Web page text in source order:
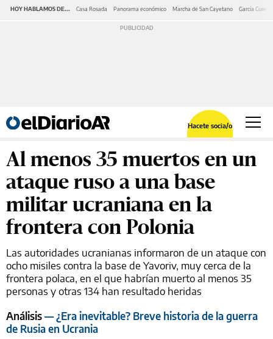
HOY HABLAMOS DE... Casa Rosada Panorama económico Marcha de San Cayetano García Cuerva
Hacete socia/o
Al menos 35 muertos en un
ataque ruso a una base
militar ucraniana en la
frontera con Polonia
Las autoridades ucranianas informaron de un ataque con
ocho misiles contra la base de Yavoriv, muy cerca de la
frontera polaca, en el que habrían muerto al menos 35
personas y otras 134 han resultado heridas
Análisis— ¿Era inevitable? Breve historia de la guerra
de Rusia en Ucrania